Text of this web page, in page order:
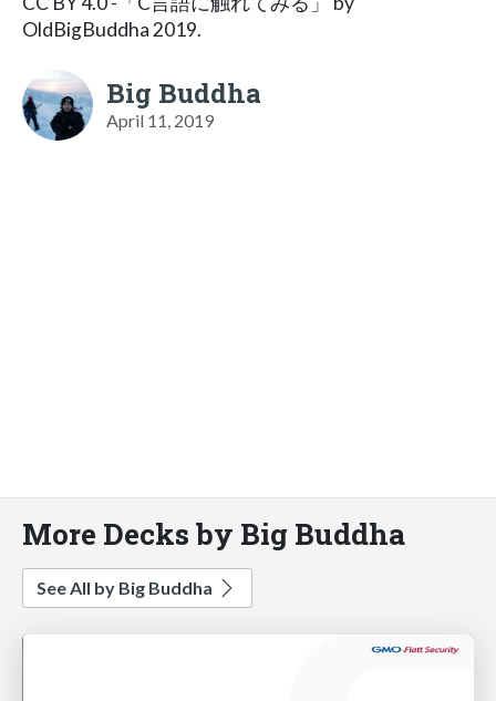
OldBigBuddha 2019.
Big Buddha
April 11, 2019
More Decks by Big Buddha
See All by Big Buddha